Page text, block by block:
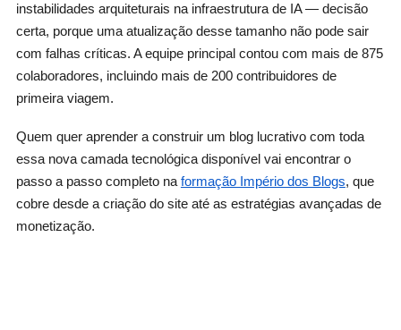
instabilidades arquiteturais na infraestrutura de IA — decisão
certa, porque uma atualização desse tamanho não pode sair
com falhas críticas. A equipe principal contou com mais de 875
colaboradores, incluindo mais de 200 contribuidores de
primeira viagem.
Quem quer aprender a construir um blog lucrativo com toda
essa nova camada tecnológica disponível vai encontrar o
passo a passo completo na formação Império dos Blogs, que
cobre desde a criação do site até as estratégias avançadas de
monetização.